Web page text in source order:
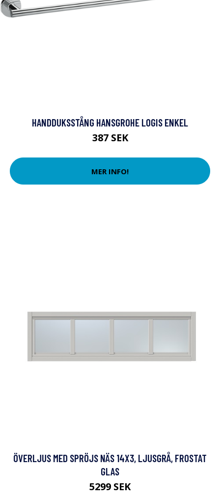
HANDDUKSSTÅNG HANSGROHE LOGIS ENKEL
387 SEK
MER INFO!
ÖVERLJUS MED SPRÖJS NÄS 14X3, LJUSGRÅ, FROSTAT
GLAS
5299 SEK